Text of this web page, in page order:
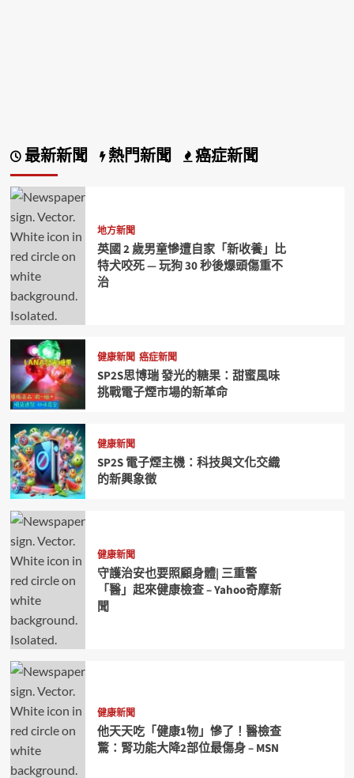
最新新聞 熱門新聞 癌症新聞
地方新聞
英國 2 歲男童慘遭自家「新收養」比
特犬咬死 — 玩狗 30 秒後爆頭傷重不
治
健康新聞 癌症新聞
SP2S思博瑞 發光的糖果：甜蜜風味
挑戰電子煙市場的新革命
健康新聞
SP2S 電子煙主機：科技與文化交織
的新興象徵
健康新聞
守護治安也要照顧身體| 三重警
「醫」起來健康檢查 – Yahoo奇摩新
聞
健康新聞
他天天吃「健康1物」慘了！醫檢查
驚：腎功能大降2部位最傷身 – MSN